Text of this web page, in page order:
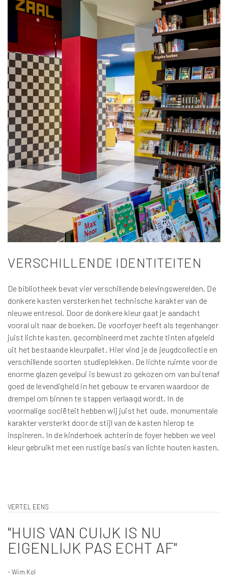
VERSCHILLENDE IDENTITEITEN
De bibliotheek bevat vier verschillende belevingswerelden. De
donkere kasten versterken het technische karakter van de
nieuwe entresol. Door de donkere kleur gaat je aandacht
vooral uit naar de boeken. De voorfoyer heeft als tegenhanger
juist lichte kasten, gecombineerd met zachte tinten afgeleid
uit het bestaande kleurpallet. Hier vind je de jeugdcollectie en
verschillende soorten studieplekken. De lichte ruimte voor de
enorme glazen gevelpui is bewust zo gekozen om van buitenaf
goed de levendigheid in het gebouw te ervaren waardoor de
drempel om binnen te stappen verlaagd wordt. In de
voormalige sociëteit hebben wij juist het oude, monumentale
karakter versterkt door de stijl van de kasten hierop te
inspireren. In de kinderhoek achterin de foyer hebben we veel
kleur gebruikt met een rustige basis van lichte houten kasten.
VERTEL EENS
"HUIS VAN CUIJK IS NU
EIGENLIJK PAS ECHT AF"
- Wim Kol